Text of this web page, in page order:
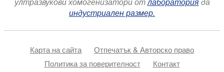
индустриален размер.
Карта на сайта
Отпечатък & Авторско право
Политика за поверителност
Контакт